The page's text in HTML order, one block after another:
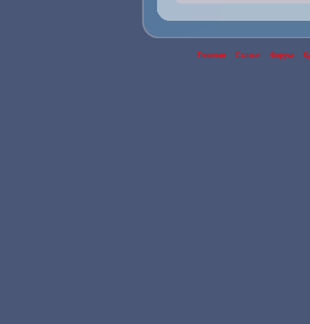
Главная Статьи Форум